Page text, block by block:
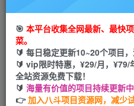
会员免费
您当前未登录
中秋佳节月饼打假赔付玩法
🎯 本平台收集全网最新、最快
菜。
🔰 每日稳定更新10~20个项目
🔰 vip限时特惠，¥29/月，¥79/
全站资源免费下载！
🔰 海量有价值的项目持续更新
👉加入八斗项目资源网，减少